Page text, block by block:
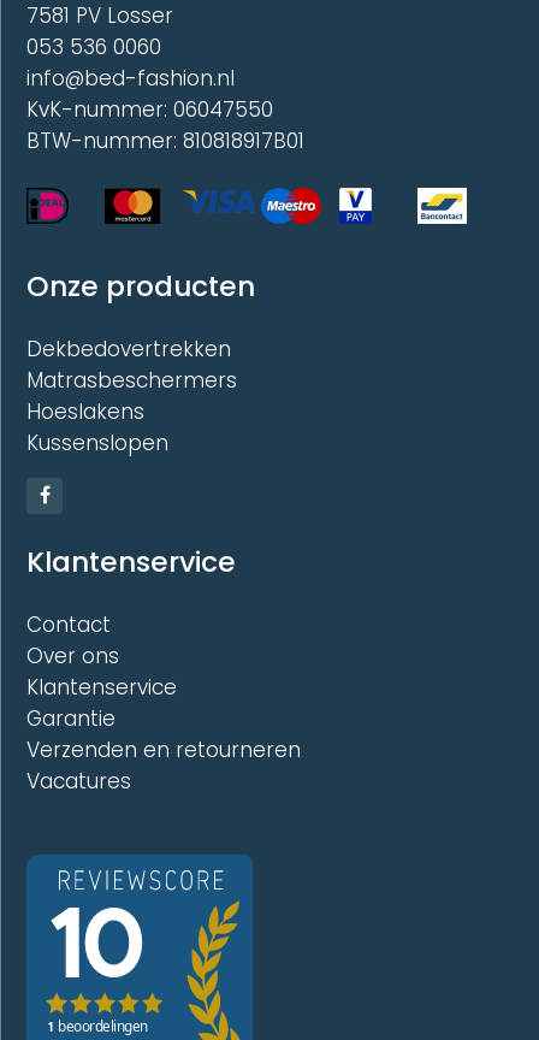
7581 PV Losser
053 536 0060
info@bed-fashion.nl
KvK-nummer: 06047550
BTW-nummer: 810818917B01
Onze producten
Dekbedovertrekken
Matrasbeschermers
Hoeslakens
Kussenslopen
Klantenservice
Contact
Over ons
Klantenservice
Garantie
Verzenden en retourneren
Vacatures